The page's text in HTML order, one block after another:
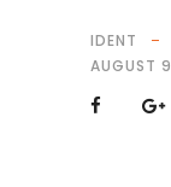
IDENT
AUGUST